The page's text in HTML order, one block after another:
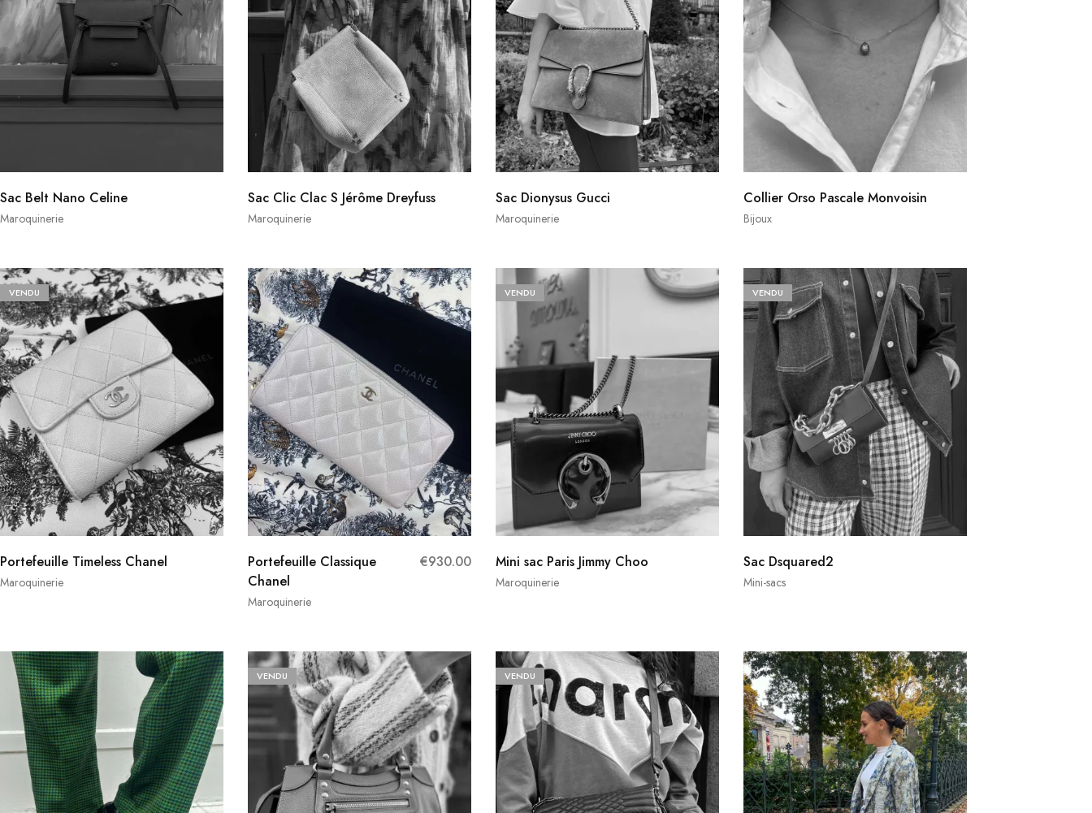
Maroquinerie
Sac Belt Nano Celine
Maroquinerie
Sac Clic Clac S Jérôme Dreyfuss
Maroquinerie
Sac Dionysus Gucci
Bijoux
Collier Orso Pascale Monvoisin
VENDU
Maroquinerie
Portefeuille Timeless Chanel
Maroquinerie
Portefeuille Classique
Chanel
€930.00
VENDU
Maroquinerie
Mini sac Paris Jimmy Choo
VENDU
Mini-sacs
Sac Dsquared2
VENDU VENDU